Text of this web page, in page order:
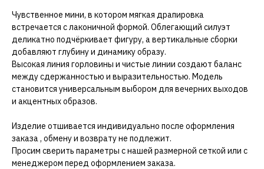
Чувственное мини, в котором мягкая драпировка
встречается с лаконичной формой. Облегающий силуэт
деликатно подчёркивает фигуру, а вертикальные сборки
добавляют глубину и динамику образу.
Высокая линия горловины и чистые линии создают баланс
между сдержанностью и выразительностью. Модель
становится универсальным выбором для вечерних выходов
и акцентных образов.
Изделие отшивается индивидуально после оформления
заказа , обмену и возврату не подлежит.
Просим сверить параметры с нашей размерной сеткой или с
менеджером перед оформлением заказа.